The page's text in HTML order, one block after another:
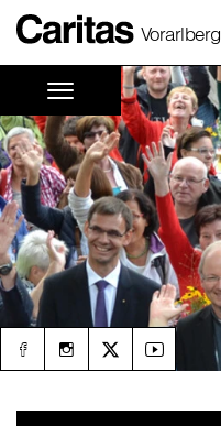
Vorarlberg